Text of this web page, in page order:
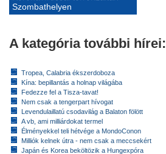
Szombathelyen
A kategória további hírei:
Tropea, Calabria ékszerdoboza
Kína: bepillantás a holnap világába
Fedezze fel a Tisza-tavat!
Nem csak a tengerpart hívogat
Levendulaillatú csodavilág a Balaton fölött
A vb, ami milliárdokat termel
Élményekkel teli hétvége a MondoConon
Milliók kelnek útra - nem csak a meccsekért
Japán és Korea beköltözik a Hungexpóra